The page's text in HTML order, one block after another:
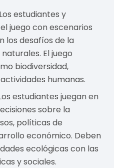
Los estudiantes y
juego con escenarios
los desafíos de la
El juego
biodiversidad,
humanas.
estudiantes juegan en
sobre la
políticas de
económico. Deben
ecológicas con las
y sociales.